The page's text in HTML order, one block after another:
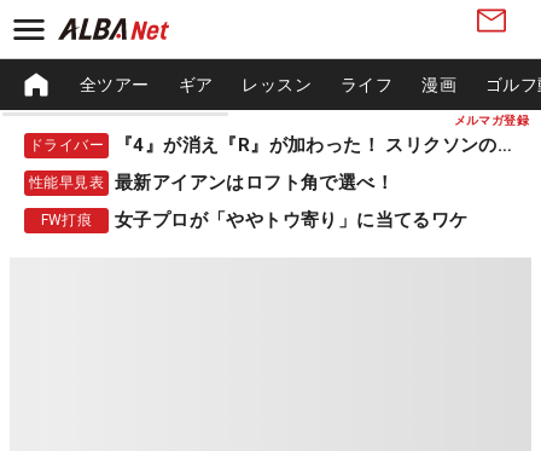
メルマガ登録
全ツアー ギア レッスン ライフ 漫画 ゴル
ドライバー 『4』が消え『R』が加わった！ スリクソンの新作
性能早見表 最新アイアンはロフト角で選べ！
FW打痕 女子プロが「ややトウ寄り」に当てるワケ